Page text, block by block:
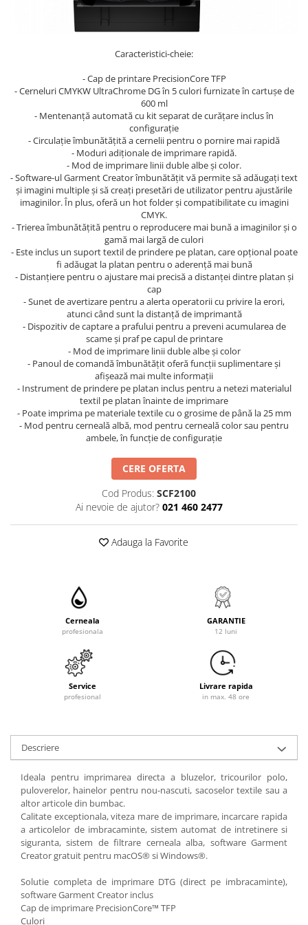
Caracteristici-cheie:
- Cap de printare PrecisionCore TFP
- Cerneluri CMYKW UltraChrome DG în 5 culori furnizate în cartuşe de
600 ml
- Mentenanţă automată cu kit separat de curăţare inclus în
configuraţie
- Circulaţie îmbunătăţită a cernelii pentru o pornire mai rapidă
- Moduri adiţionale de imprimare rapidă.
- Mod de imprimare linii duble albe şi color.
- Software-ul Garment Creator îmbunătăţit vă permite să adăugaţi text
şi imagini multiple şi să creaţi presetări de utilizator pentru ajustările
imaginilor. În plus, oferă un hot folder şi compatibilitate cu imagini
CMYK.
- Trierea îmbunătăţită pentru o reproducere mai bună a imaginilor şi o
gamă mai largă de culori
- Este inclus un suport textil de prindere pe platan, care opţional poate
fi adăugat la platan pentru o aderenţă mai bună
- Distanţiere pentru o ajustare mai precisă a distanţei dintre platan şi
cap
- Sunet de avertizare pentru a alerta operatorii cu privire la erori,
atunci când sunt la distanţă de imprimantă
- Dispozitiv de captare a prafului pentru a preveni acumularea de
scame şi praf pe capul de printare
- Mod de imprimare linii duble albe şi color
- Panoul de comandă îmbunătăţit oferă funcţii suplimentare şi
afişează mai multe informaţii
- Instrument de prindere pe platan inclus pentru a netezi materialul
textil pe platan înainte de imprimare
- Poate imprima pe materiale textile cu o grosime de până la 25 mm
- Mod pentru cerneală albă, mod pentru cerneală color sau pentru
ambele, în funcţie de configuraţie
CERE OFERTA
Cod Produs: SCF2100
Ai nevoie de ajutor? 021 460 2477
Adauga la Favorite
Cerneala
profesionala
GARANTIE
12 luni
Service
profesional
Livrare rapida
in max. 48 ore
Descriere
Ideala pentru imprimarea directa a bluzelor, tricourilor polo,
puloverelor, hainelor pentru nou-nascuti, sacoselor textile sau a
altor articole din bumbac.
Calitate exceptionala, viteza mare de imprimare, incarcare rapida
a articolelor de imbracaminte, sistem automat de intretinere si
siguranta, sistem de filtrare cerneala alba, software Garment
Creator gratuit pentru macOS® si Windows®.
Solutie completa de imprimare DTG (direct pe imbracaminte),
software Garment Creator inclus
Cap de imprimare PrecisionCore™ TFP
Culori